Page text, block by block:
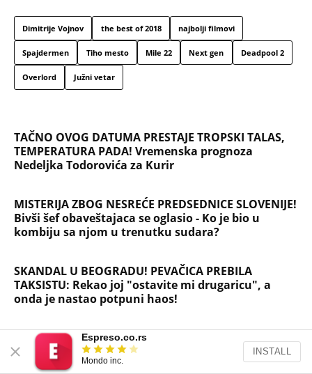
Dimitrije Vojnov the best of 2018 najbolji filmovi
Spajdermen Tiho mesto Mile 22 Next gen Deadpool 2
Overlord Južni vetar
TAČNO OVOG DATUMA PRESTAJE TROPSKI TALAS,
TEMPERATURA PADA! Vremenska prognoza
Nedeljka Todorovića za Kurir
MISTERIJA ZBOG NESREĆE PREDSEDNICE SLOVENIJE!
Bivši šef obaveštajaca se oglasio - Ko je bio u
kombiju sa njom u trenutku sudara?
SKANDAL U BEOGRADU! PEVAČICA PREBILA
TAKSISTU: Rekao joj "ostavite mi drugaricu", a
onda je nastao potpuni haos!
PRIJATELJ "KRALJA ZVEZDARE" RAZNET U
BUDVANSKOM "TROUGLU SMRTI": Pamtiće ga po
čuvenoj "Bačimo ih u Savu", da li ga je ubistvo
Espreso.co.rs
Mondo inc.
INSTALL